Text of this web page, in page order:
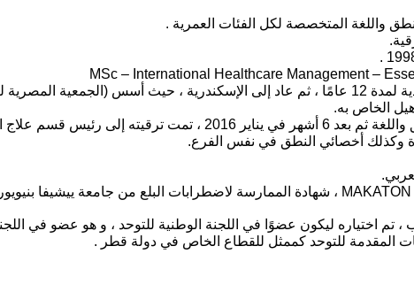
عمل كأخصائي أمراض النطق واللغة في وزارة التربية والتعليم في المملكة العربية السعودية لمدة 12 عامًا ، ثم عاد إلى الإسكندرية ، حيث
الخاص به.
اختياره ليكون عضوًا في اللجنة الوطنية للتوحد ، و هو عضو في
المقدمة للتوحد كممثل للقطاع الخاص في دولة قطر .